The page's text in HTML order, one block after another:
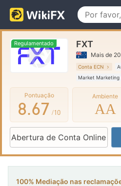
Regulamentado FXT
Mais de
Conta ECN
Market Marketing
Pontuação
3
4
5
6
7
8
9
.
1
2
3
4
5
6
7
8
9
2
3
4
5
6
7
8
9
/10
Ambiente
AA
Abertura de Conta Online
100% Mediação nas